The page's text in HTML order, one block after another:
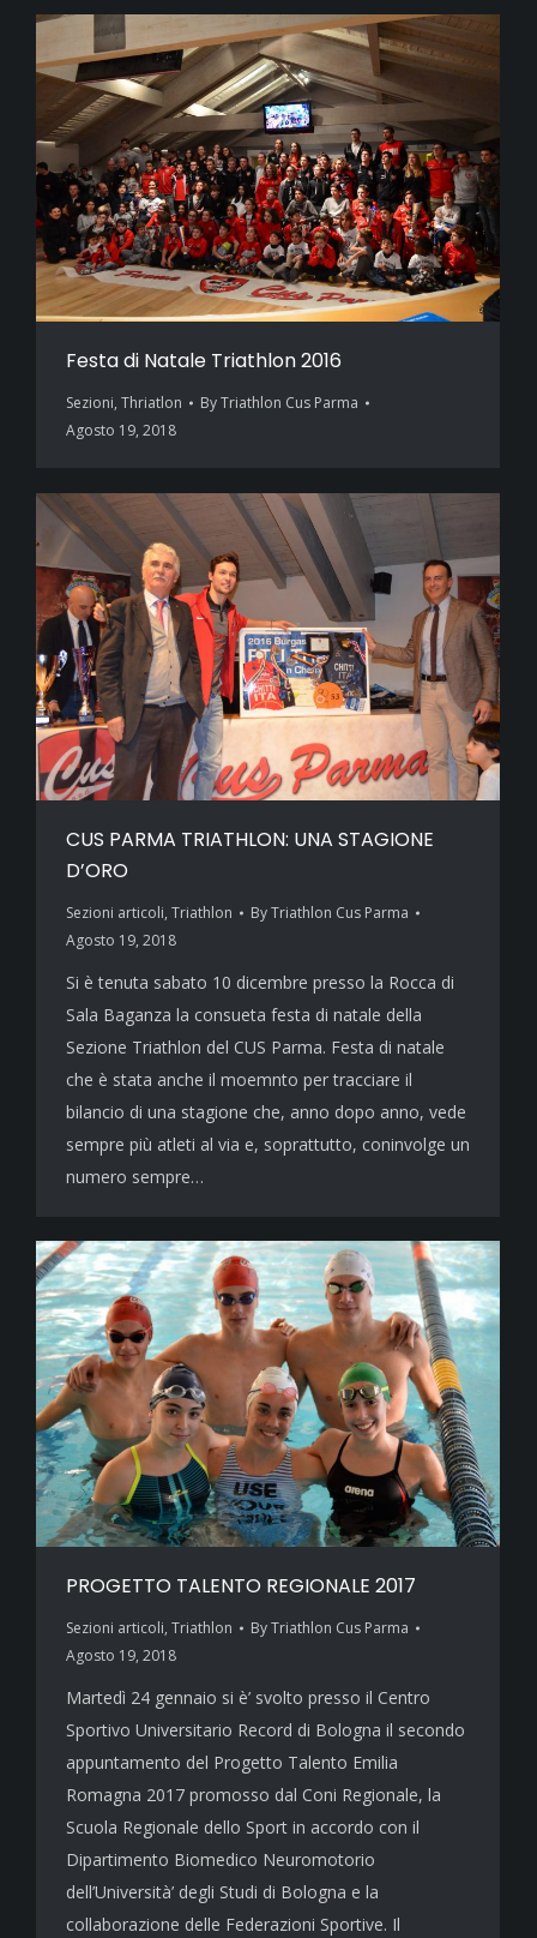
Festa di Natale Triathlon 2016
Sezioni, Thriatlon ByTriathlon Cus Parma
Agosto 19, 2018
CUS PARMA TRIATHLON: UNA STAGIONE
D’ORO
Sezioni articoli, Triathlon ByTriathlon Cus Parma
Agosto 19, 2018
Si è tenuta sabato 10 dicembre presso la Rocca di
Sala Baganza la consueta festa di natale della
Sezione Triathlon del CUS Parma. Festa di natale
che è stata anche il moemnto per tracciare il
bilancio di una stagione che, anno dopo anno, vede
sempre più atleti al via e, soprattutto, coninvolge un
numero sempre…
PROGETTO TALENTO REGIONALE 2017
Sezioni articoli, Triathlon ByTriathlon Cus Parma
Agosto 19, 2018
Martedì 24 gennaio si è’ svolto presso il Centro
Sportivo Universitario Record di Bologna il secondo
appuntamento del Progetto Talento Emilia
Romagna 2017 promosso dal Coni Regionale, la
Scuola Regionale dello Sport in accordo con il
Dipartimento Biomedico Neuromotorio
dell’Università’ degli Studi di Bologna e la
collaborazione delle Federazioni Sportive. Il